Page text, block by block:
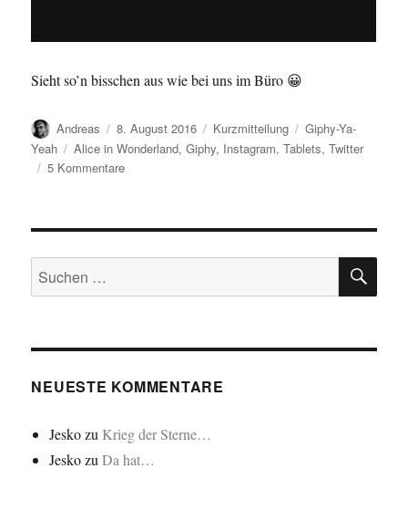
Sieht so’n bisschen aus wie bei uns im Büro 😀
Autor
Andreas
Veröffentlicht
am
8. August 2016 Format
Kurzmitteilung Kategorien
Giphy-Ya-
Yeah
Schlagwörter
Alice in Wonderland,Giphy, Instagram,Tablets,Twitter
5 Kommentarezu
Suchen
nach:
NEUESTE KOMMENTARE
Jeskozu Krieg der Sterne…
JeskozuDa hat…